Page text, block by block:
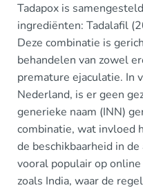
Tadapox is
ingrediënten: Tadalafil
Deze combinatie is
behandelen van zowel
premature ejaculatie. In
Nederland, is er geen
generieke naam (INN)
combinatie, wat invloed
de beschikbaarheid in
vooral populair op
zoals India, waar de